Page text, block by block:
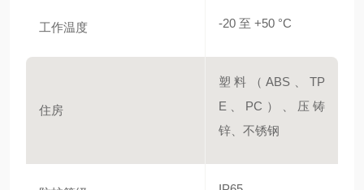
工作温度 -20 至 +50 °C
住房
塑料（ABS、TP
E、PC）、压铸
锌、不锈钢